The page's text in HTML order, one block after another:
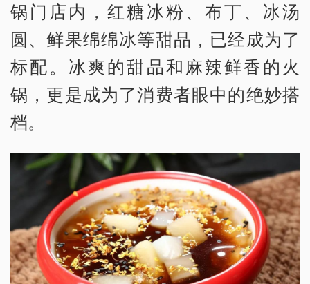
锅门店内，红糖冰粉、布丁、冰汤
圆、鲜果绵绵冰等甜品，已经成为了
标配。冰爽的甜品和麻辣鲜香的火
锅，更是成为了消费者眼中的绝妙搭
档。